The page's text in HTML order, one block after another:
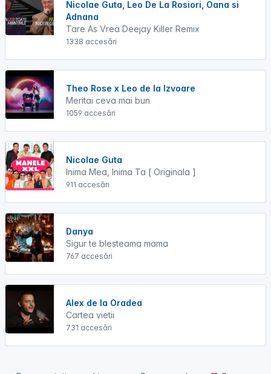
Nicolae Guta, Leo De La Rosiori, Oana si
Adnana
Tare As Vrea Deejay Killer Remix
1338 accesări
Theo Rose x Leo de la Izvoare
Meritai ceva mai bun
1059 accesări
Nicolae Guta
Inima Mea, Inima Ta [ Originala ]
911 accesări
Danya
Sigur te blesteama mama
767 accesări
Alex de la Oradea
Cartea vietii
731 accesări